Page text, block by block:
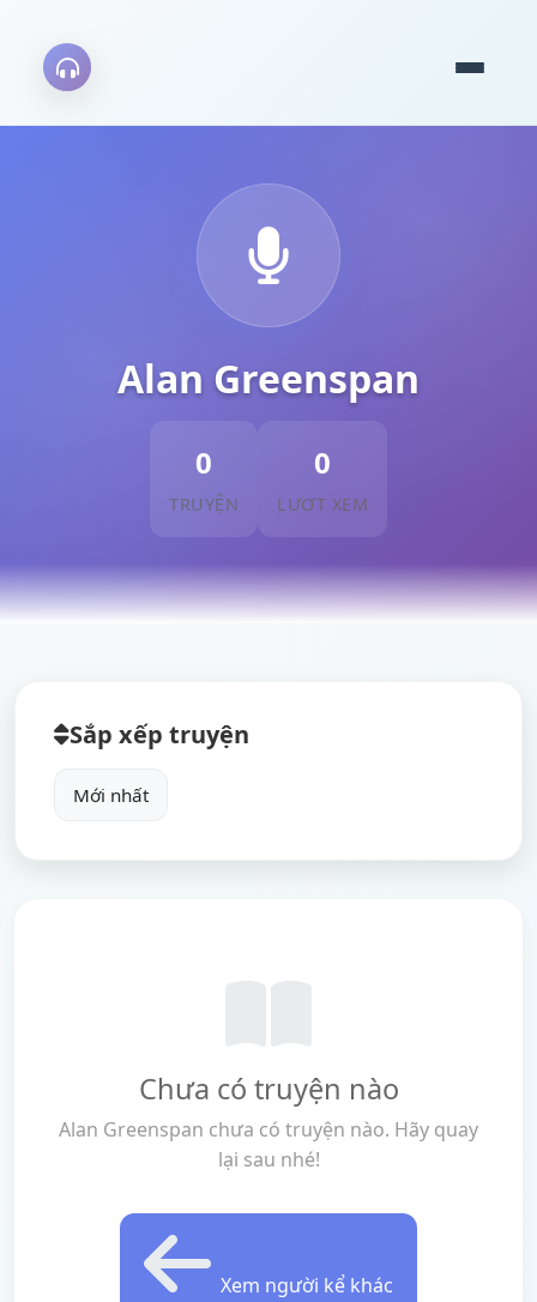
Alan Greenspan
0
TRUYỆN
0
LƯỢT XEM
Sắp xếp truyện
Chưa có truyện nào
Alan Greenspan chưa có truyện nào. Hãy quay
lại sau nhé!
Xem người kể khác